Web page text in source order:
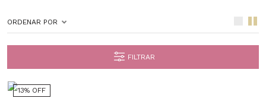
ORDENAR POR
FILTRAR
13% OFF